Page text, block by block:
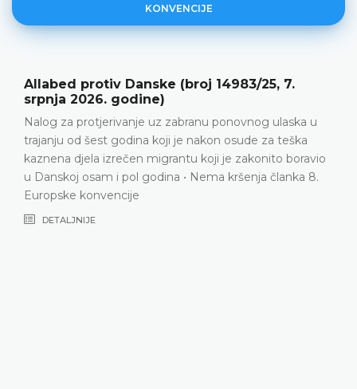
KONVENCIJE
(broj 14983/25, 7.
ponovnog ulaska u
je nakon osude za teška
koji je zakonito boravio
• Nema kršenja članka 8.
Y protiv Srbije (broj
Obiteljski život •
između podnositeljice
nakon što ga je
Odbijanje